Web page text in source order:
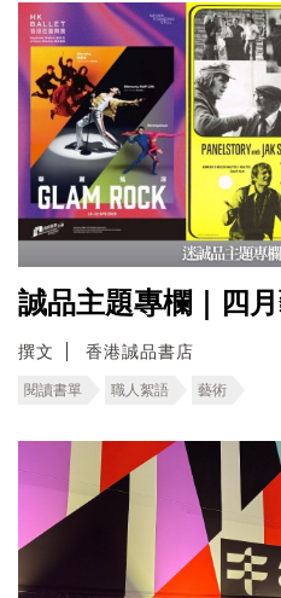
誠品主題專欄｜四
撰文 香港誠品書店
閱讀書單 職人絮語 藝術